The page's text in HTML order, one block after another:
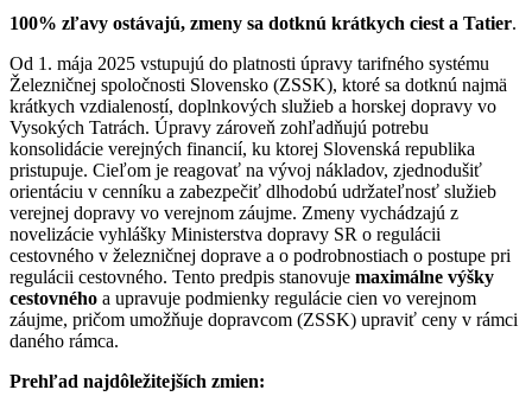
100% zľavy ostávajú, zmeny sa dotknú krátkych ciest a Tatier.
Od 1. mája 2025 vstupujú do platnosti úpravy tarifného systému
Železničnej spoločnosti Slovensko (ZSSK), ktoré sa dotknú najmä
krátkych vzdialeností, doplnkových služieb a horskej dopravy vo
Vysokých Tatrách. Úpravy zároveň zohľadňujú potrebu
konsolidácie verejných financií, ku ktorej Slovenská republika
pristupuje. Cieľom je reagovať na vývoj nákladov, zjednodušiť
orientáciu v cenníku a zabezpečiť dlhodobú udržateľnosť služieb
verejnej dopravy vo verejnom záujme. Zmeny vychádzajú z
novelizácie vyhlášky Ministerstva dopravy SR o regulácii
cestovného v železničnej doprave a o podrobnostiach o postupe pri
regulácii cestovného. Tento predpis stanovuje maximálne výšky
cestovného a upravuje podmienky regulácie cien vo verejnom
záujme, pričom umožňuje dopravcom (ZSSK) upraviť ceny v rámci
daného rámca.
Prehľad najdôležitejších zmien: